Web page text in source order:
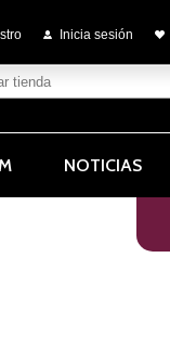
Inicia sesión
NOTICIAS